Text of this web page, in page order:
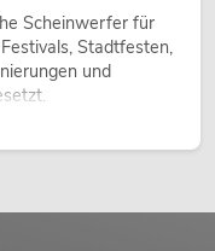
Scheinwerfer für
Stadtfesten,
und